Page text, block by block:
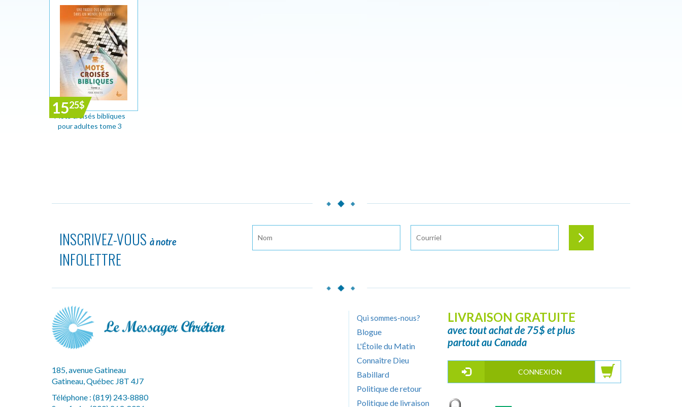
1525$
Mots croisés bibliques
pour adultes tome 3
INSCRIVEZ-VOUS à notre
INFOLETTRE
185, avenue Gatineau
Gatineau, Québec J8T 4J7
Téléphone : (819) 243-8880
Qui sommes-nous?
Blogue
L'Étoile du Matin
Connaître Dieu
Babillard
Politique de retour
Politique de livraison
LIVRAISON GRATUITE
avec tout achat de 75$ et plus
partout au Canada
CONNEXION